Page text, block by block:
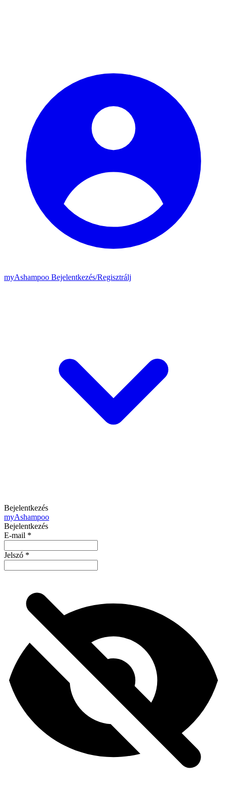
myAshampoo Bejelentkezés/Regisztrálj
Bejelentkezés
myAshampoo
Bejelentkezés
E-mail *
Jelszó *